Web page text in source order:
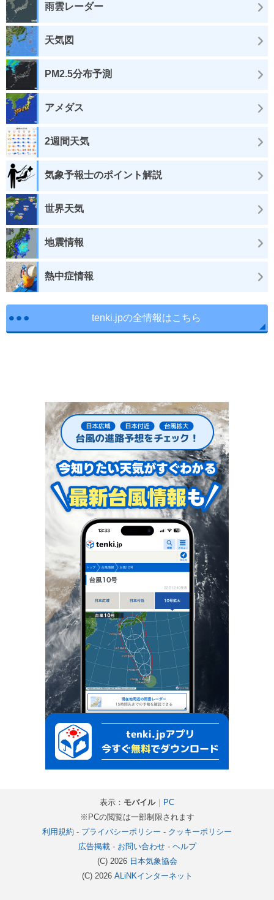
雨雲レーダー
天気図
PM2.5分布予測
アメダス
2週間天気
気象予報士のポイント解説
世界天気
地震情報
熱中症情報
tenki.jpの全情報はこちら
表示： モバイル｜ PC
※PCの閲覧は一部制限されます
利用規約 - プライバシーポリシー - クッキーポリシー
広告掲載- お問い合わせ- ヘルプ
(C) 2026 日本気象協会
(C) 2026 ALiNKインターネット